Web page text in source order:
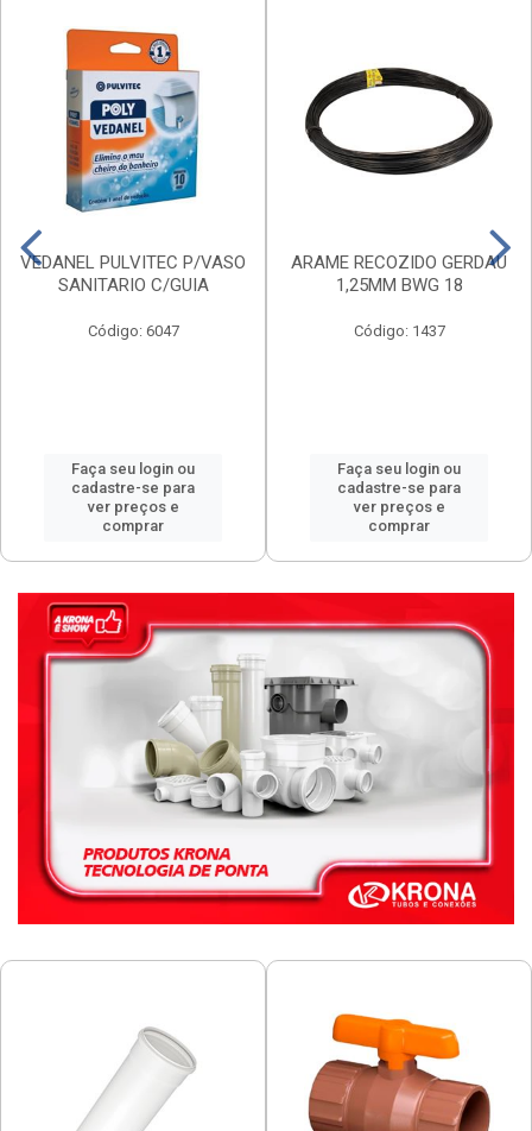
VEDANEL PULVITEC P/VASO
SANITARIO C/GUIA
Código: 6047
Faça seu login ou
cadastre-se para
ver preços e
comprar
ARAME RECOZIDO GERDAU
1,25MM BWG 18
Código: 1437
Faça seu login ou
cadastre-se para
ver preços e
comprar